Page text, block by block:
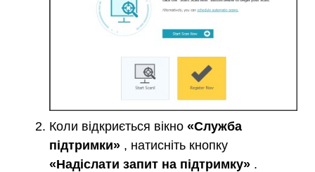
Коли відкриється вікно «Служба
підтримки» , натисніть кнопку
«Надіслати запит на підтримку» .